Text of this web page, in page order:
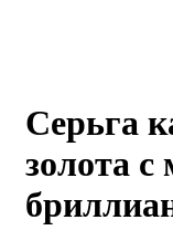
Серьга
золота